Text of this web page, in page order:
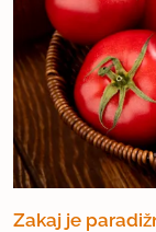
Zakaj je